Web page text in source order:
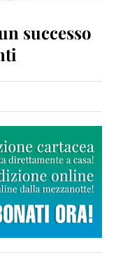
successo